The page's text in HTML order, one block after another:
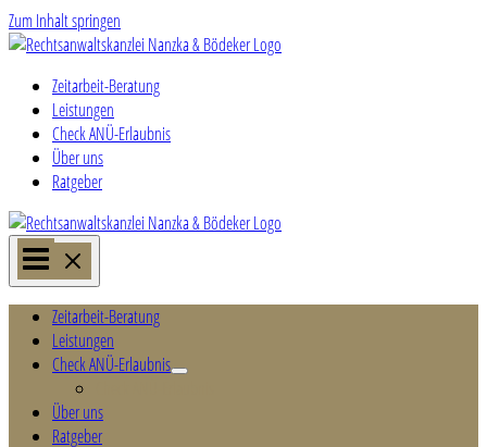
Zum Inhalt springen
Zeitarbeit-Beratung
Leistungen
Check ANÜ-Erlaubnis
Über uns
Ratgeber
Zeitarbeit-Beratung
Leistungen
Check ANÜ-Erlaubnis
Über uns
Ratgeber